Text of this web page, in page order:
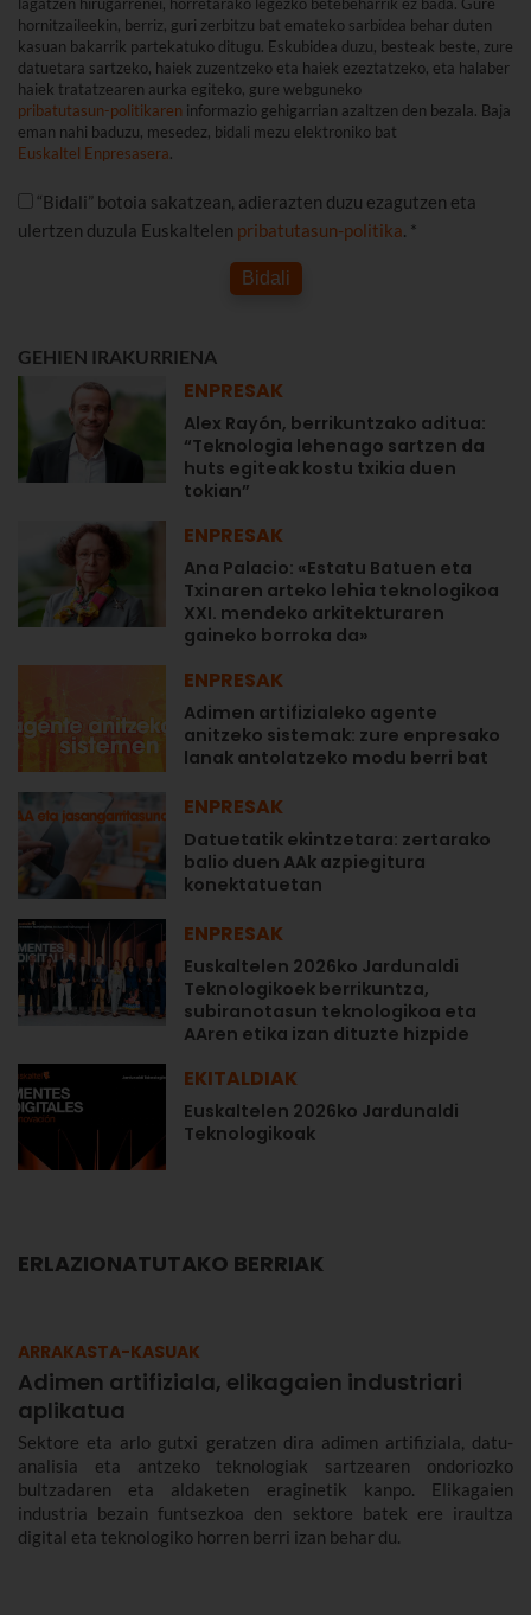
hornitzaileekin, berriz, guri zerbitzu bat emateko sarbidea behar duten
kasuan bakarrik partekatuko ditugu. Eskubidea duzu, besteak beste, zure
datuetara sartzeko, haiek zuzentzeko eta haiek ezeztatzeko, eta halaber
haiek tratatzearen aurka egiteko, gure webguneko
pribatutasun-politikaren informazio gehigarrian azaltzen den bezala. Baja
eman nahi baduzu, mesedez, bidali mezu elektroniko bat
Euskaltel Enpresasera.
“Bidali” botoia sakatzean, adierazten duzu ezagutzen eta
ulertzen duzula Euskaltelen pribatutasun-politika. *
Bidali
GEHIEN IRAKURRIENA
ENPRESAK
Alex Rayón, berrikuntzako aditua:
“Teknologia lehenago sartzen da
huts egiteak kostu txikia duen
tokian”
ENPRESAK
Ana Palacio: «Estatu Batuen eta
Txinaren arteko lehia teknologikoa
XXI. mendeko arkitekturaren
gaineko borroka da»
ENPRESAK
Adimen artifizialeko agente
anitzeko sistemak: zure enpresako
lanak antolatzeko modu berri bat
ENPRESAK
Datuetatik ekintzetara: zertarako
balio duen AAk azpiegitura
konektatuetan
ENPRESAK
Euskaltelen 2026ko Jardunaldi
Teknologikoek berrikuntza,
subiranotasun teknologikoa eta
AAren etika izan dituzte hizpide
EKITALDIAK
Euskaltelen 2026ko Jardunaldi
Teknologikoak
ERLAZIONATUTAKO BERRIAK
ARRAKASTA-KASUAK
Adimen artifiziala, elikagaien industriari
aplikatua
Sektore eta arlo gutxi geratzen dira adimen artifiziala, datu-
analisia eta antzeko teknologiak sartzearen ondoriozko
bultzadaren eta aldaketen eraginetik kanpo. Elikagaien
industria bezain funtsezkoa den sektore batek ere iraultza
digital eta teknologiko horren berri izan behar du.